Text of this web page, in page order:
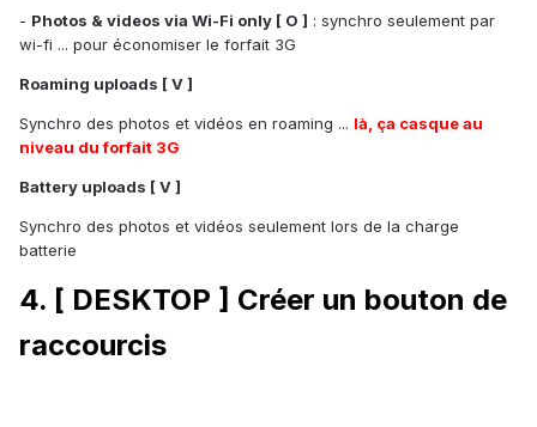
- Photos & videos via Wi-Fi only [ O ] : synchro seulement par
wi-fi ... pour économiser le forfait 3G
Roaming uploads [ V ]
Synchro des photos et vidéos en roaming ... là, ça casque au
niveau du forfait 3G
Battery uploads [ V ]
Synchro des photos et vidéos seulement lors de la charge
batterie
4. [ DESKTOP ] Créer un bouton de
raccourcis